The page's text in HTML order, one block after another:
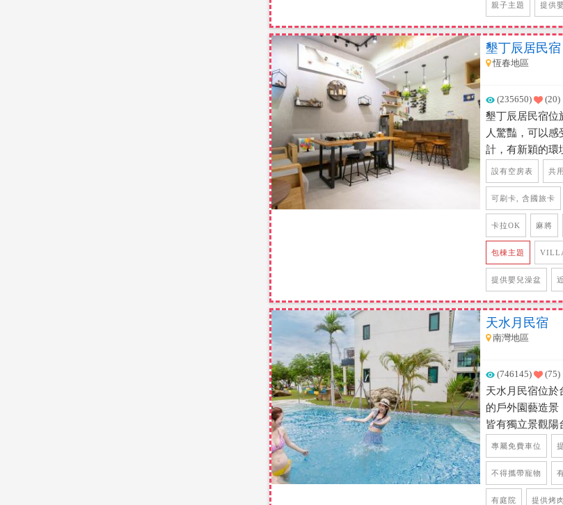
親子主題 提供
墾丁辰居民宿
恆春地區
(235650) (20)
墾丁辰居民宿位
人驚豔，可以
計，有新穎的環
水池、客廳空
有，完全就是包
供五間，每間
編覺得這麼好的
也便利，距離
的住宿地點喔~
設有空房表 共
可刷卡, 含國旅卡
卡拉OK 麻將
包棟主題
提供嬰兒澡盆
天水月民宿
南灣地區
(746145) (75)
天水月民宿位於
的戶外園藝造景
皆有獨立景觀陽
區交誼空間，
戶外更規劃泳池
想安靜吹風也
嗎，除了玩水，
專屬免費車位
不得攜帶寵物
有庭院 提供烤